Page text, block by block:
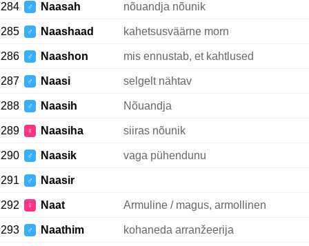
284 ♂ Naasah nõuandja nõunik
285 ♂ Naashaad kahetsusväärne morn
286 ♂ Naashon mis ennustab, et kahtlused
287 ♂ Naasi selgelt nähtav
288 ♂ Naasih Nõuandja
289 ♀ Naasiha siiras nõunik
290 ♂ Naasik vaga pühendunu
291 ♂ Naasir
292 ♀ Naat Armuline / magus, armollinen
293 ♂ Naathim kohaneda arranžeerija